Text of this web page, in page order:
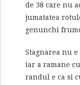
de 38 care nu
jumatatea
genunchi
Stagnarea nu
iar a ramane
randul e ca si